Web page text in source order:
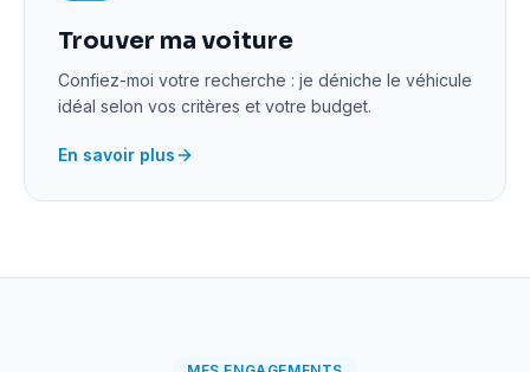
Trouver ma voiture
Confiez-moi votre recherche : je déniche le véhicule
idéal selon vos critères et votre budget.
En savoir plus